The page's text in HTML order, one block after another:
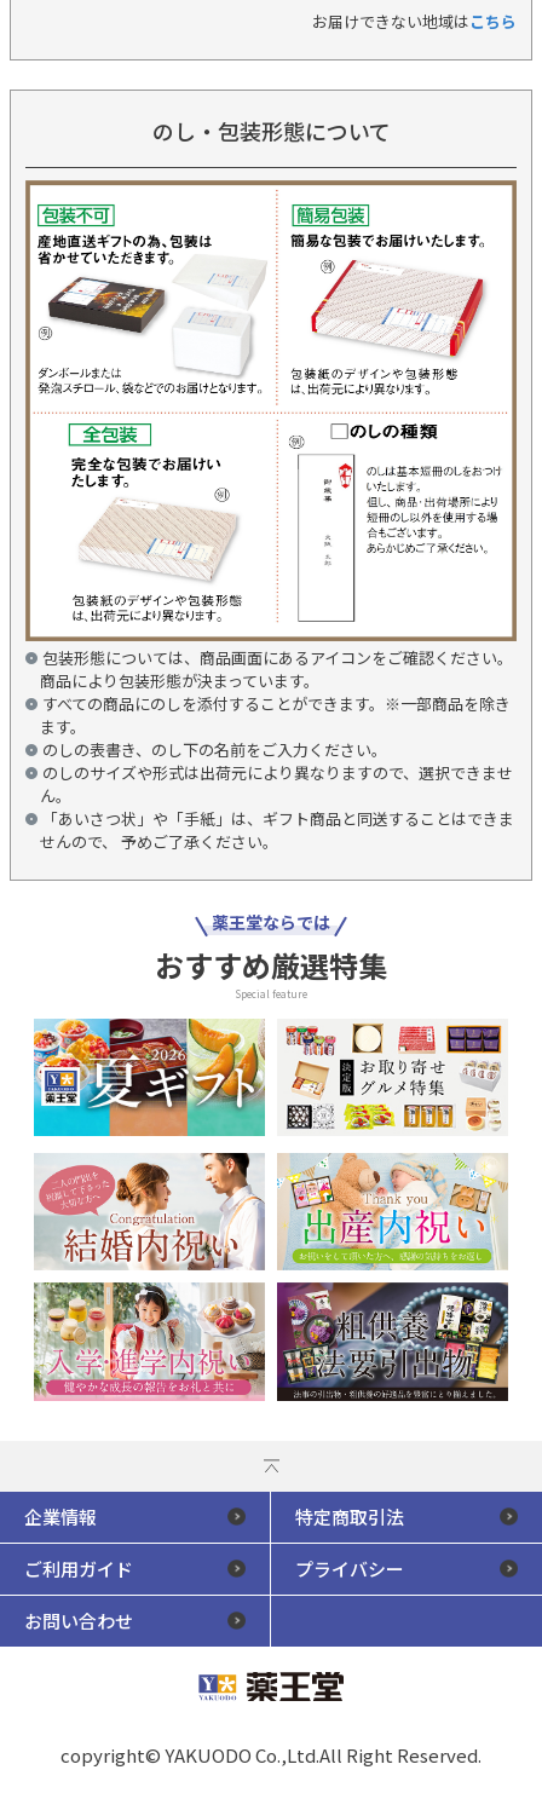
お届けできない地域はこちら
のし・包装形態について
包装形態については、商品画面にあるアイコンをご確認ください。
商品により包装形態が決まっています。
すべての商品にのしを添付することができます。※一部商品を除き
ます。
のしの表書き、のし下の名前をご入力ください。
のしのサイズや形式は出荷元により異なりますので、選択できませ
ん。
「あいさつ状」や「手紙」は、ギフト商品と同送することはできま
せんので、 予めご了承ください。
薬王堂ならでは
おすすめ厳選特集
Special feature
企業情報 特定商取引法
ご利用ガイド プライバシー
お問い合わせ
copyright© YAKUODO Co.,Ltd.All Right Reserved.